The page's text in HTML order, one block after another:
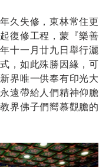
久失修，東林常住更
復修工程，蒙『樂善
十一月廿九日舉行灑
，如此殊勝因緣，可
界唯一供奉有印光大
遠帶給人們精神仰膽
界佛子們嚮慕觀膽的